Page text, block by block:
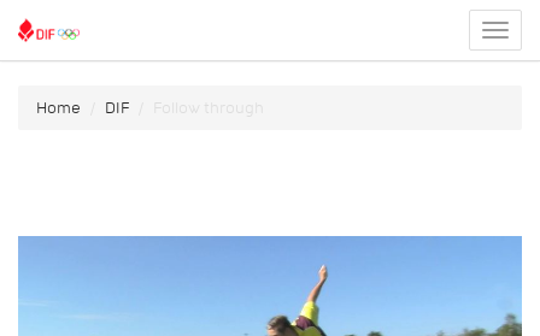
menu
Home DIF Follow through